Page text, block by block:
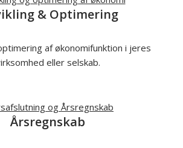
& Optimering
af økonomifunktion i jeres
eller selskab.
Årsregnskab